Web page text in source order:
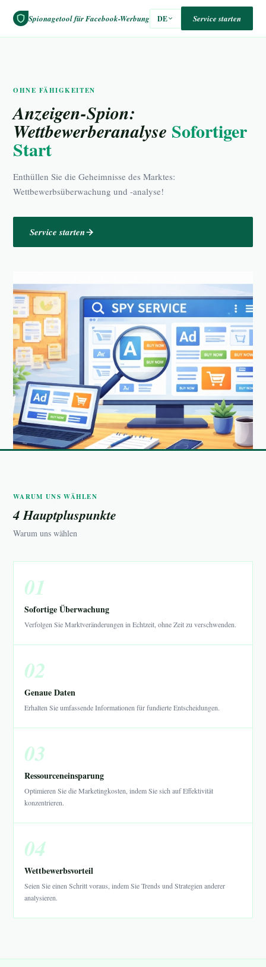
Spionagetool für Facebook-Werbung DE Service starten
OHNE FÄHIGKEITEN
Anzeigen-Spion:
Wettbewerberanalyse Sofortiger
Start
Enthüllen Sie die Geheimnisse des Marktes:
Wettbewerbsüberwachung und -analyse!
Service starten
WARUM UNS WÄHLEN
4 Hauptpluspunkte
Warum uns wählen
01
Sofortige Überwachung
Verfolgen Sie Marktveränderungen in Echtzeit, ohne Zeit zu verschwenden.
02
Genaue Daten
Erhalten Sie umfassende Informationen für fundierte Entscheidungen.
03
Ressourceneinsparung
Optimieren Sie die Marketingkosten, indem Sie sich auf Effektivität
konzentrieren.
04
Wettbewerbsvorteil
Seien Sie einen Schritt voraus, indem Sie Trends und Strategien anderer
analysieren.